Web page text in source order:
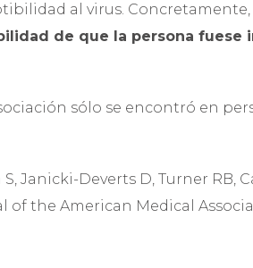
al virus.
de que la persona
sólo se encontró en
Janicki-Deverts D, Turner RB,
of the American Medical